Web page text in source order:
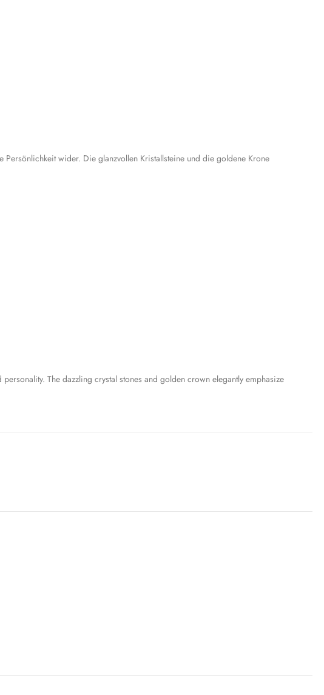
wider. Die glanzvollen Kristallsteine und die goldene Krone
The dazzling crystal stones and golden crown elegantly emphasize